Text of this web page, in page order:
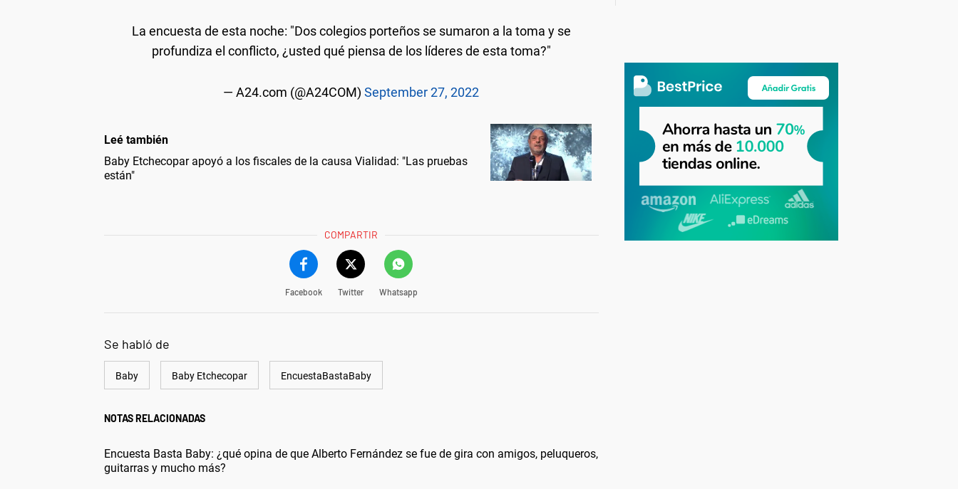
La encuesta de esta noche: "Dos colegios porteños se sumaron a la toma y se
profundiza el conflicto, ¿usted qué piensa de los líderes de esta toma?"
— A24.com (@A24COM)September 27, 2022
Leé también
Baby Etchecopar apoyó a los fiscales de la causa Vialidad: "Las pruebas
están"
COMPARTIR
Facebook Twitter Whatsapp
Se habló de
Baby Baby Etchecopar EncuestaBastaBaby
NOTAS RELACIONADAS
Encuesta Basta Baby: ¿qué opina de que Alberto Fernández se fue de gira con amigos, peluqueros,
guitarras y mucho más?